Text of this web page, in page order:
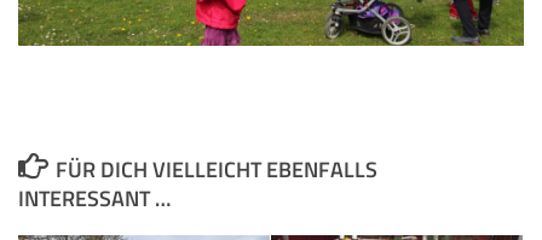
FÜR DICH VIELLEICHT EBENFALLS
INTERESSANT …